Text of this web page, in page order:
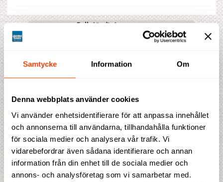
Samtycke Information Om
Denna webbplats använder cookies
Vi använder enhetsidentifierare för att anpassa innehållet
och annonserna till användarna, tillhandahålla funktioner
för sociala medier och analysera vår trafik. Vi
vidarebefordrar även sådana identifierare och annan
information från din enhet till de sociala medier och
annons- och analysföretag som vi samarbetar med.
Kombinationer
Prisförslag
bokningen ändå, så återkommer vi till dig med en offert.
Detta ingår i priset